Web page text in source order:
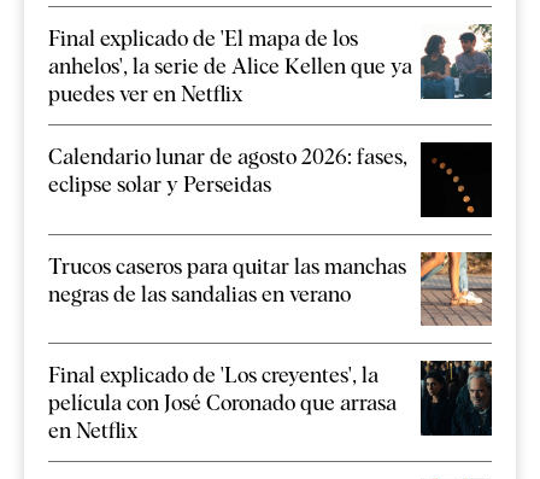
Final explicado de 'El mapa de los
anhelos', la serie de Alice Kellen que ya
puedes ver en Netflix
Calendario lunar de agosto 2026: fases,
eclipse solar y Perseidas
Trucos caseros para quitar las manchas
negras de las sandalias en verano
Final explicado de 'Los creyentes', la
película con José Coronado que arrasa
en Netflix